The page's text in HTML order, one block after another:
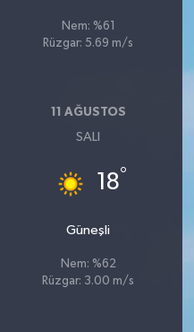
Nem: %61
Rüzgar: 5.69 m/s
11 AĞUSTOS
SALI
18°
Güneşli
Nem: %62
Rüzgar: 3.00 m/s